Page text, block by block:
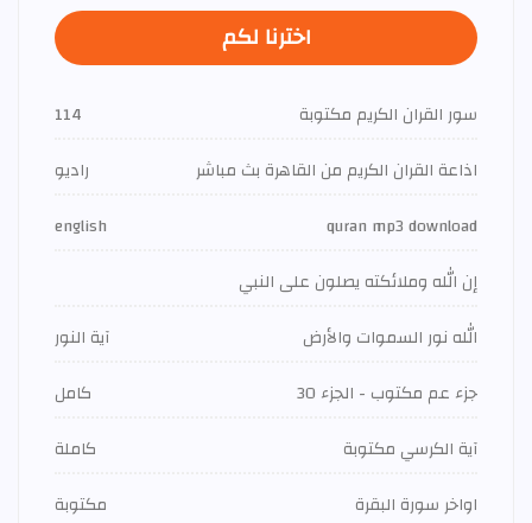
اخترنا لكم
سور القران الكريم مكتوبة
114
اذاعة القران الكريم من القاهرة بث مباشر
راديو
quran mp3 download
english
إن الله وملائكته يصلون على النبي
الله نور السموات والأرض
آية النور
جزء عم مكتوب - الجزء 30
كامل
آية الكرسي مكتوبة
كاملة
اواخر سورة البقرة
مكتوبة